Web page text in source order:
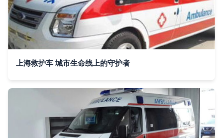
上海救护车 城市生命线上的守护者